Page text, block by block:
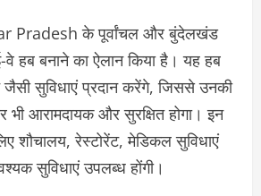
Pradesh के पूर्वांचल और बुंदेलखंड
हब बनाने का ऐलान किया है। यह हब
जैसी सुविधाएं प्रदान करेंगे, जिससे उनकी
आरामदायक और सुरक्षित होगा। इन
शौचालय, रेस्टोरेंट, मेडिकल सुविधाएं
सुविधाएं उपलब्ध होंगी।